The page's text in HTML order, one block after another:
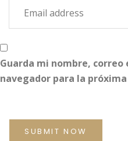
Guarda mi nombre,
navegador para la